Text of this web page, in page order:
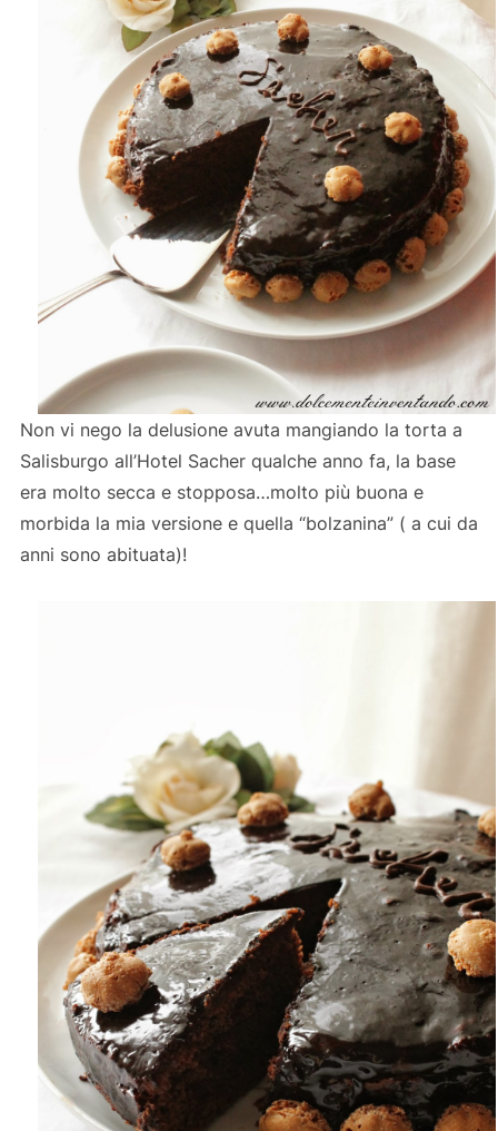
Non vi nego la delusione avuta mangiando la torta a
Salisburgo all’Hotel Sacher qualche anno fa, la base
era molto secca e stopposa…molto più buona e
morbida la mia versione e quella “bolzanina” ( a cui da
anni sono abituata)!